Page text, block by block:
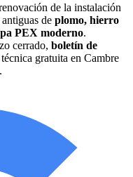
de la instalación
de plomo, hierro
PEX moderno.
cerrado, boletín de
gratuita en Cambre